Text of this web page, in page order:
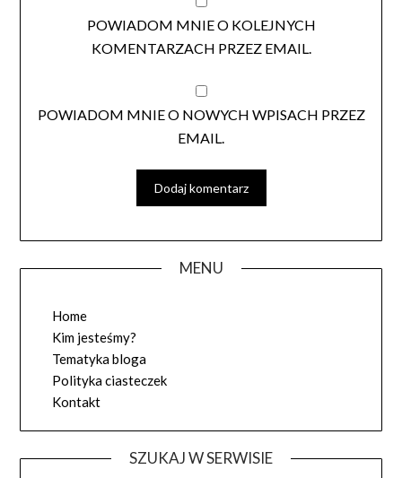
POWIADOM MNIE O KOLEJNYCH
KOMENTARZACH PRZEZ EMAIL.
POWIADOM MNIE O NOWYCH WPISACH PRZEZ
EMAIL.
MENU
Home
Kim jesteśmy?
Tematyka bloga
Polityka ciasteczek
Kontakt
SZUKAJ W SERWISIE